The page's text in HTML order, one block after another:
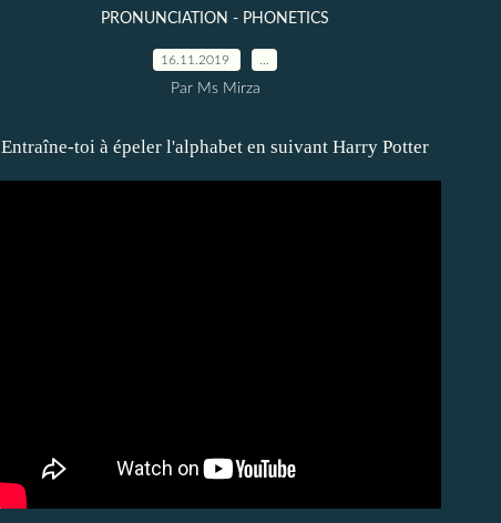
PRONUNCIATION - PHONETICS
16.11.2019
Par Ms Mirza
Entraîne-toi à épeler l'alphabet en suivant Harry Potter